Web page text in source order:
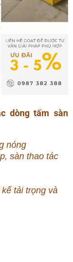
dòng tấm sàn
nóng
sàn thao tác
tải trọng và